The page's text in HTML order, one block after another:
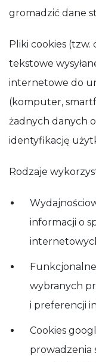
gromadzić dane
Pliki cookies (tzw.
tekstowe
internetowe do
(komputer,
żadnych danych
identyfikację
Rodzaje
informacji o
wybranych
i preferencji
Cookies
prowadzenia
Funkcjonalne
internetowa
działała jak
najlepiej
podczas
Jeśli odrzucisz
niektóre
funkcje znikną
ze strony